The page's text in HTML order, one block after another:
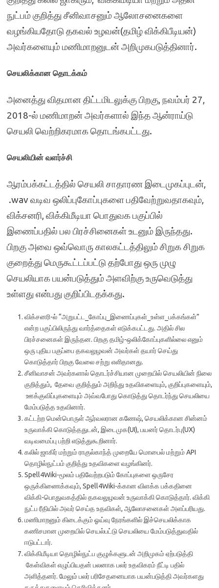
நுட்பம் குறித்து சீனிவாசனும் ஆலோசனைகளை
வழங்கியதோடு தகவல் உழவன்(தமிழ் விக்கிபீடியன்)
அவர்களையும் மணிமாறனுடன் அறிமுகபடுத்தினார்.
செயலிக்கான தொடக்கம்
அனைத்து விதமான திட்டமிடலுக்கு பிறகு, நவம்பர் 27,
2018-ல் மணிமாறன் அவர்களால் இந்த ஆன்ராய்டு
செயலி வெற்றிகரமாக தொடங்கபட்டது.
செயலியின் வளர்ச்சி
ஆரம்பக்கட்டத்தில் செயலி சாதாரண இடைமுகப்புடன்,
.wav வடிவ ஒலிப்புகோப்புகளை பதிவேற்றுவதாகவும்,
விக்சனரி, விக்கிமீடியா பொதுவக பகுப்பில்
இணைப்பதில் பல பிரச்சினைகள் உடனும் இருந்தது.
பிறகு அவை ஒவ்வொரு காலகட்டத்திலும் சிறுக சிறுக
குறைத்து மெருகூட்டப்பட்டு தற்போது ஒரு முழு
செயலியாக பயன்படுத்தும் அளவிற்கு உருவெடுத்து
உள்ளது என்பது குறிப்பிடதக்கது.
விக்சனரி-ல் “அறுபட்ட_கோப்பு_இணைப்புகள்_உள்ள_பக்கங்கள்”
என்ற பகுப்பிலிருந்து வார்த்தைகள் எடுக்கபட்டது. அதில் சில
பிரச்சனைகள் இருந்தன. பிறகு தமிழ்-ஒலிக்கோப்புகளில்லை எனும்
ஒரு புதிய பகுப்பை தகவலுழவன் அவர்கள் தயார் செய்து
கொடுத்தார் பிறகு வேலை சற்று எளிதானது.
சீனிவாசன் அவர்களால் தொடர்ச்சியான முறையில் செயலியின் நிலை
குறித்தும், தேவை குறித்தும் அறிந்து உதவிகளையும், குறிப்புகளையும்,
ஊக்குவிப்புகளையும் அவ்வபோது கொடுத்து தொடர்ந்து செயலியை
மேம்படுத்த உதவினார்.
கட்டற்ற மென்பொருள் ஆர்வலரான கணேஷ், செயலிக்கான சின்னம்
உருவாக்கி கொடுத்ததுடன், இடைமுக(UI), பயனர் தொடர்பு(UX)
வடிவமைப்பு பற்றி எடுத்துகூறினார்.
கலில்ஜாகிர் மற்றும் ராகுல்காந்த் முறையே மொபைல் மற்றும் API
தொழில்நுட்பம் குறித்து உதவிகளை வழங்கினர்.
Spell4Wiki-மூலம் பதிவேற்றபடும் கோப்புகளை ஒருசேர
ஒருக்கிணைக்கவும், Spell4Wiki-க்கான விளக்க பக்கதினை
விக்கி-பொதுவகத்தில் தகவலுழவன் உருவாக்கி கொடுத்தார். விக்கி
நுட்ப ரீதியில் அவர் செய்த உதவிகள், ஆலோசனைகள் அளப்பரியது.
மணிமாறனும் கிடைக்கும் ஓய்வு நேரங்களில் இச்செயலிக்காக
கணிசமான முறையில் செயல்பட்டு செயலியை மேம்படுத்துவதில்
ஈடுபட்டார்.
விக்கிமீடியா தொழில்நுட்ப குழுக்களுடன் அறிமுகம் ஏற்படுத்தி
கேள்விகள் எழுப்பியதன் பலனாக பலர் உதவிகரம் நீட்டி பதில்
அளித்தனர். மேலும் பலர் பரிசேதனையாக பயன்படுத்தி அவர்களது